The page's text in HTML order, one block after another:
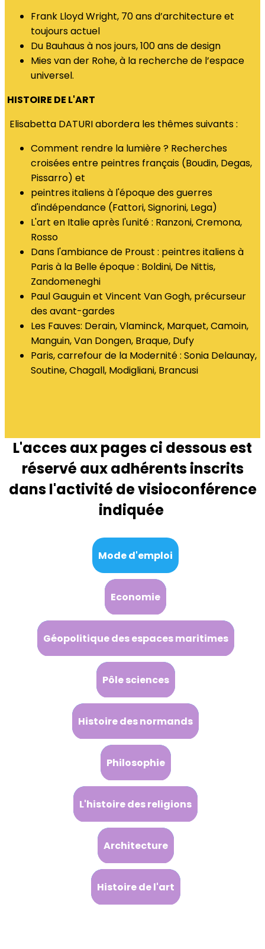
Frank Lloyd Wright, 70 ans d’architecture et
toujours actuel
Du Bauhaus à nos jours, 100 ans de design
Mies van der Rohe, à la recherche de l’espace
universel.
HISTOIRE DE L'ART
Elisabetta DATURI abordera les thêmes suivants :
Comment rendre la lumière ? Recherches
croisées entre peintres français (Boudin, Degas,
Pissarro) et
peintres italiens à l'époque des guerres
d'indépendance (Fattori, Signorini, Lega)
L'art en Italie après l'unité : Ranzoni, Cremona,
Rosso
Dans l'ambiance de Proust : peintres italiens à
Paris à la Belle époque : Boldini, De Nittis,
Zandomeneghi
Paul Gauguin et Vincent Van Gogh, précurseur
des avant-gardes
Les Fauves: Derain, Vlaminck, Marquet, Camoin,
Manguin, Van Dongen, Braque, Dufy
Paris, carrefour de la Modernité : Sonia Delaunay,
Soutine, Chagall, Modigliani, Brancusi
L'acces aux pages ci dessous est
réservé aux adhérents inscrits
dans l'activité de visioconférence
indiquée
Mode d'emploi
Economie
Géopolitique des espaces maritimes
Pôle sciences
Histoire des normands
Philosophie
L'histoire des religions
Architecture
Histoire de l'art